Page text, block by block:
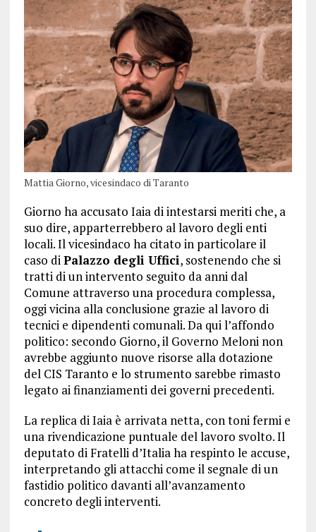
Mattia Giorno, vicesindaco di Taranto
Giorno ha accusato Iaia di intestarsi meriti che, a
suo dire, apparterrebbero al lavoro degli enti
locali. Il vicesindaco ha citato in particolare il
caso diPalazzo degli Uffici, sostenendo che si
tratti di un intervento seguito da anni dal
Comune attraverso una procedura complessa,
oggi vicina alla conclusione grazie al lavoro di
tecnici e dipendenti comunali. Da qui l’affondo
politico: secondo Giorno, il Governo Meloni non
avrebbe aggiunto nuove risorse alla dotazione
del CIS Taranto e lo strumento sarebbe rimasto
legato ai finanziamenti dei governi precedenti.
La replica di Iaia è arrivata netta, con toni fermi e
una rivendicazione puntuale del lavoro svolto. Il
deputato di Fratelli d’Italia ha respinto le accuse,
interpretando gli attacchi come il segnale di un
fastidio politico davanti all’avanzamento
concreto degli interventi.